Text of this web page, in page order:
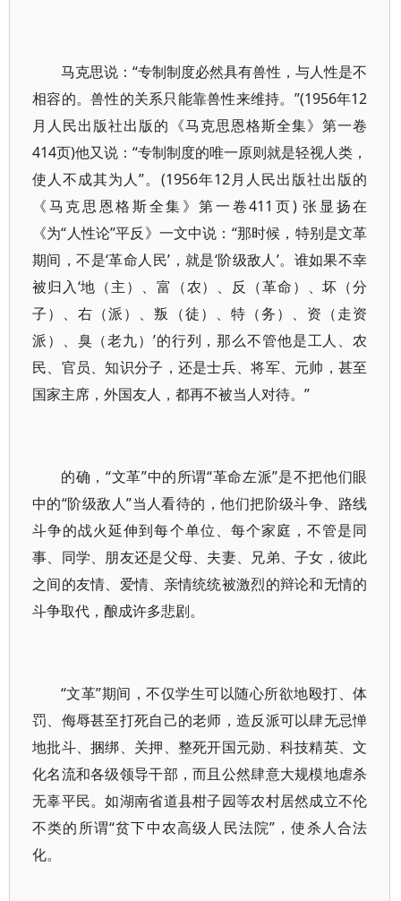
马克思说：“专制制度必然具有兽性，与人性是不
相容的。兽性的关系只能靠兽性来维持。”(1956年12
月人民出版社出版的《马克思恩格斯全集》第一卷
414页)他又说：“专制制度的唯一原则就是轻视人类，
使人不成其为人”。(1956年12月人民出版社出版的
《马克思恩格斯全集》第一卷411页) 张显扬在
《为“人性论”平反》一文中说：“那时候，特别是文革
期间，不是‘革命人民’，就是‘阶级敌人’。谁如果不幸
被归入‘地（主）、富（农）、反（革命）、坏（分
子）、右（派）、叛（徒）、特（务）、资（走资
派）、臭（老九）’的行列，那么不管他是工人、农
民、官员、知识分子，还是士兵、将军、元帅，甚至
国家主席，外国友人，都再不被当人对待。”
的确，“文革”中的所谓“革命左派”是不把他们眼
中的“阶级敌人”当人看待的，他们把阶级斗争、路线
斗争的战火延伸到每个单位、每个家庭，不管是同
事、同学、朋友还是父母、夫妻、兄弟、子女，彼此
之间的友情、爱情、亲情统统被激烈的辩论和无情的
斗争取代，酿成许多悲剧。
“文革”期间，不仅学生可以随心所欲地殴打、体
罚、侮辱甚至打死自己的老师，造反派可以肆无忌惮
地批斗、捆绑、关押、整死开国元勋、科技精英、文
化名流和各级领导干部，而且公然肆意大规模地虐杀
无辜平民。如湖南省道县柑子园等农村居然成立不伦
不类的所谓“贫下中农高级人民法院”，使杀人合法
化。